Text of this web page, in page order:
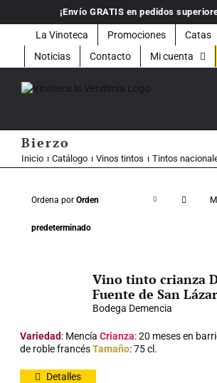
contenido
¡Envío GRATIS en pedidos
La Vinoteca Promociones Catas
Noticias
Contacto Mi cuenta
Bierzo
Inicio Catálogo Vinos tintos Tintos
Ordena por Orden
predeterminado
Vino tinto crianza
Fuente de San
Bodega Demencia
Variedad: MencíaCrianza: 20 meses en
de roble francésTamaño: 75 cl.
Detalles